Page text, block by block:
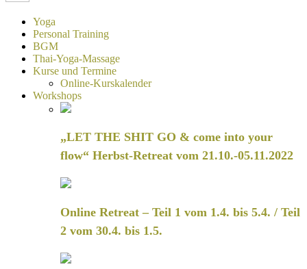
Yoga
Personal Training
BGM
Thai-Yoga-Massage
Kurse und Termine
Online-Kurskalender
Workshops
„LET THE SHIT GO & come into your
flow“ Herbst-Retreat vom 21.10.-05.11.2022
Online Retreat – Teil 1 vom 1.4. bis 5.4. / Teil
2 vom 30.4. bis 1.5.